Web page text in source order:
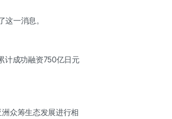
一消息。
计成功融资750亿日元
众筹生态发展进行相